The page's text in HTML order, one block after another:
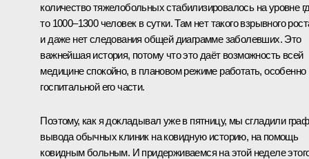
количество тяжелобольных стабилизировалось на уровне
то 1000–1300 человек в сутки. Там нет такого взрывного
и даже нет следования общей диаграмме заболевших. Это
важнейшая история, потому что это даёт возможность всей
медицине спокойно, в плановом режиме работать, особенно
госпитальной его части.
Поэтому, как я докладывал уже в пятницу, мы сгладили
вывода обычных клиник на ковидную историю, на помощь
ковидным больным. И придерживаемся на этой неделе